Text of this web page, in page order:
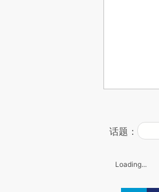
话题：
Loading...